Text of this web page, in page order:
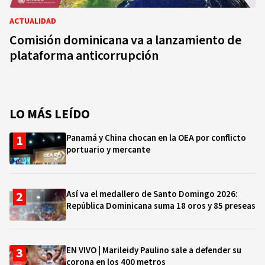
ACTUALIDAD
Comisión dominicana va a lanzamiento de
plataforma anticorrupción
LO MÁS LEÍDO
Panamá y China chocan en la OEA por conflicto
portuario y mercante
Así va el medallero de Santo Domingo 2026:
República Dominicana suma 18 oros y 85 preseas
EN VIVO | Marileidy Paulino sale a defender su
corona en los 400 metros